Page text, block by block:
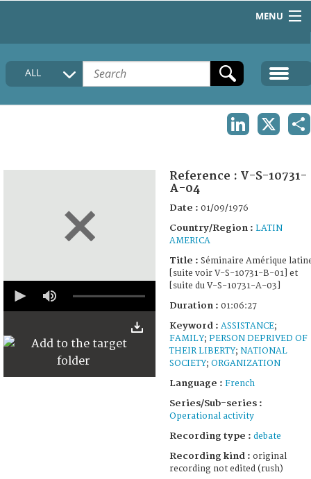
MENU
HOME
COLLECTIONS DESCRIPTION
ALL
seconds
6
Reference : V-S-10731-
A-04
Date : 01/09/1976
Country/Region : LATIN
AMERICA
Title : Séminaire Amérique
[suite voir V-S-10731-B-01] et
[suite du V-S-10731-A-03]
Duration : 01:06:27
Keyword : ASSISTANCE;
FAMILY; PERSON DEPRIVED OF
THEIR LIBERTY; NATIONAL
SOCIETY; ORGANIZATION
Language : French
Series/Sub-series :
Operational activity
Recording type : debate
Recording kind : original
recording not edited (rush)